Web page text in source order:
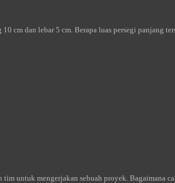
cm dan lebar 5 cm. Berapa luas persegi panjang
untuk mengerjakan sebuah proyek. Bagaimana